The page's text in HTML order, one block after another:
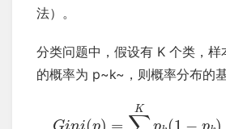
法）。
分类问题中，假设有 K 个类，
的概率为 p~k~，则概率分布的
( ) =
K
(1 − )